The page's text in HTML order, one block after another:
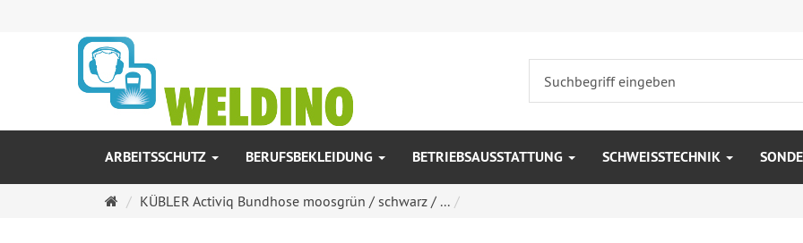
ARBEITSSCHUTZ BERUFSBEKLEIDUNG BETRIEBSAUSSTATTUNG SCHWEISSTECHNIK
Startseite
KÜBLER Activiq Bundhose moosgrün / schwarz / ...